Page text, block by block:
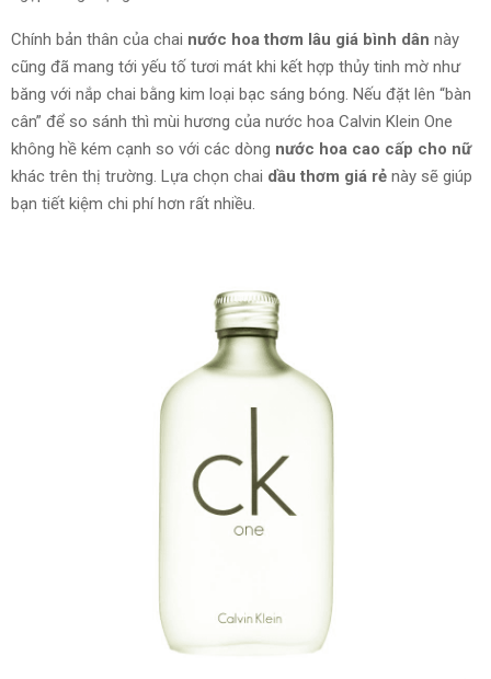
Chính bản thân của chai nước hoa thơm lâu giá bình dân này
cũng đã mang tới yếu tố tươi mát khi kết hợp thủy tinh mờ như
băng với nắp chai bằng kim loại bạc sáng bóng. Nếu đặt lên “bàn
cân” để so sánh thì mùi hương của nước hoa Calvin Klein One
không hề kém cạnh so với các dòng nước hoa cao cấp cho nữ
khác trên thị trường. Lựa chọn chai dầu thơm giá rẻ này sẽ giúp
bạn tiết kiệm chi phí hơn rất nhiều.